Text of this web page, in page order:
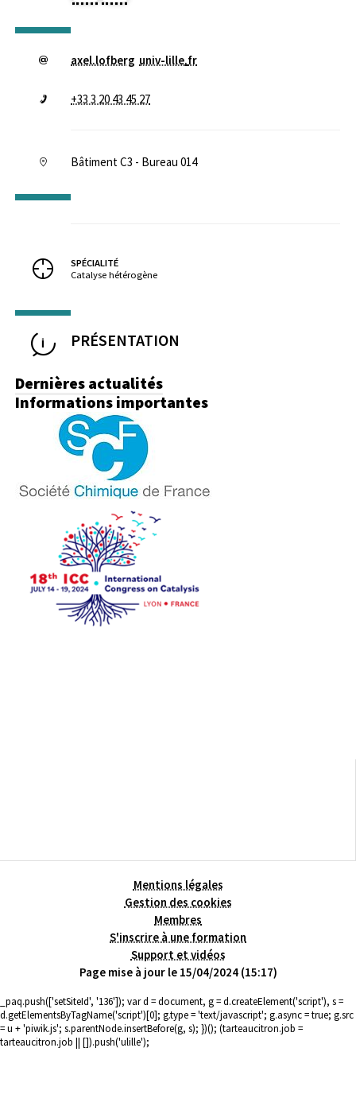
axel.lofberg univ-lille.fr
+33 3 20 43 45 27
Bâtiment C3 - Bureau 014
SPÉCIALITÉ
Catalyse hétérogène
PRÉSENTATION
Dernières actualités
Informations importantes
Mentions légales
Gestion des cookies
Membres
S'inscrire à une formation
Support et vidéos
Page mise à jour le 15/04/2024 (15:17)